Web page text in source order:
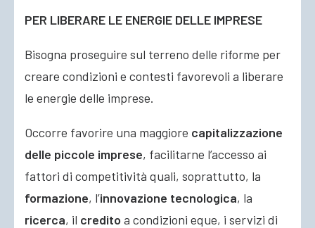
PER LIBERARE LE ENERGIE DELLE IMPRESE
Bisogna proseguire sul terreno delle riforme per
creare condizioni e contesti favorevoli a liberare
le energie delle imprese.
Occorre favorire una maggiore capitalizzazione
delle piccole imprese, facilitarne l’accesso ai
fattori di competitività quali, soprattutto, la
formazione, l’innovazione tecnologica, la
ricerca, il credito a condizioni eque, i servizi di